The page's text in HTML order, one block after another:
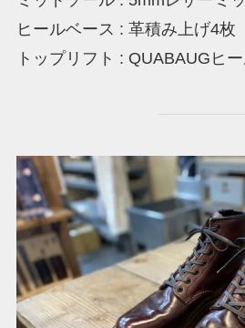
ヒールベース : 革積み上げ4枚
トップリフト : QUABAUGヒ